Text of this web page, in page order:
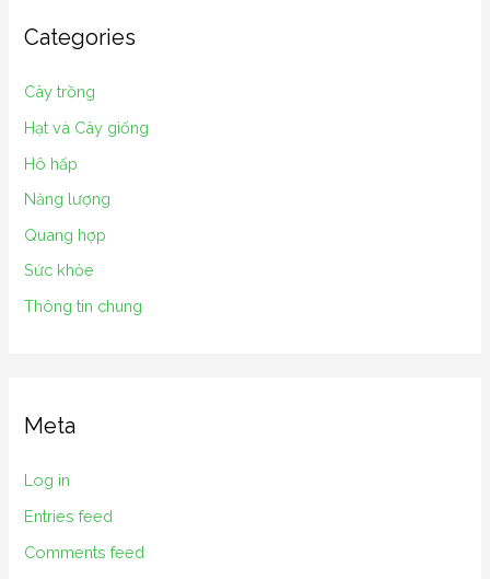
Categories
Cây trồng
Hạt và Cây giống
Hô hấp
Năng lượng
Quang hợp
Sức khỏe
Thông tin chung
Meta
Log in
Entries feed
Comments feed